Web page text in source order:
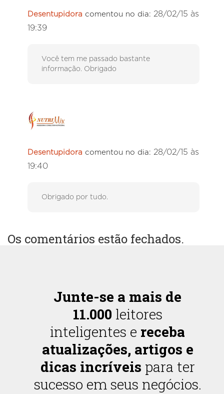
Desentupidora comentou no dia: 28/02/15 às
19:39
Você tem me passado bastante
informação. Obrigado
Desentupidora comentou no dia: 28/02/15 às
19:40
Obrigado por tudo.
Os comentários estão fechados.
Junte-se a mais de
11.000 leitores
inteligentes e receba
atualizações, artigos e
dicas incríveis para ter
sucesso em seus negócios.